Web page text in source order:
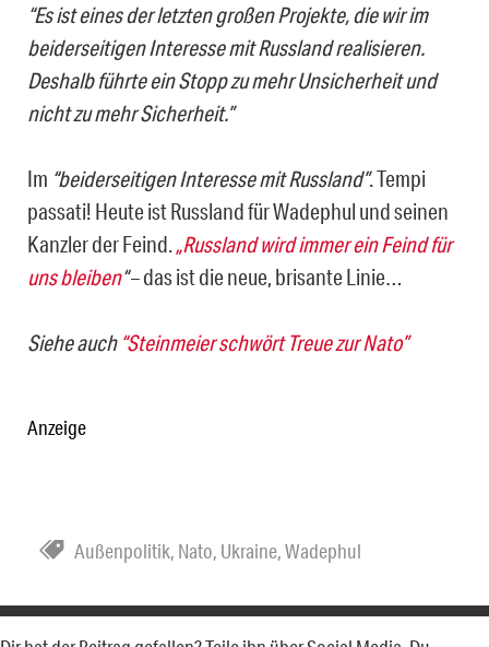
“Es ist eines der letzten großen Projekte, die wir im
beiderseitigen Interesse mit Russland realisieren.
Deshalb führte ein Stopp zu mehr Unsicherheit und
nicht zu mehr Sicherheit.”
Im “beiderseitigen Interesse mit Russland”. Tempi
passati! Heute ist Russland für Wadephul und seinen
Kanzler der Feind.„Russland wird immer ein Feind für
uns bleiben“– das ist die neue, brisante Linie…
Siehe auch “Steinmeier schwört Treue zur Nato”
Anzeige
Außenpolitik, Nato, Ukraine,Wadephul